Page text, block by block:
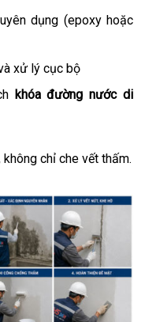
dụng (epoxy hoặc
xử lý cục bộ
khóa đường nước di
chỉ che vết thấm.